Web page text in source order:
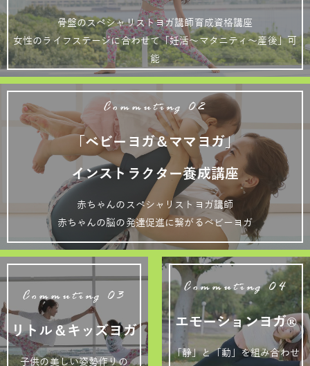
骨盤のスペシャリストヨガ講師育成資格講座
女性のライフステージに合わせて「妊活～マタニティ～産後」可
能
Commuting 02
「ベビーヨガ＆ママヨガ」
インストラクター養成講座
赤ちゃんのスペシャリストヨガ講師
赤ちゃんの脳の発達促進に繋がるベビーヨガ
Commuting 03
リトル＆キッズヨガ
子供の美しい姿勢作りの
Commuting 04
エモーションヨガ®
「静」と「動」を組み合わせ